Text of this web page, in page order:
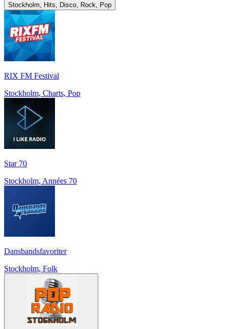
Stockholm, Hits, Disco, Rock, Pop
RIX FM Festival
Stockholm, Charts, Pop
Star 70
Stockholm, Années 70
Dansbandsfavoriter
Stockholm, Folk